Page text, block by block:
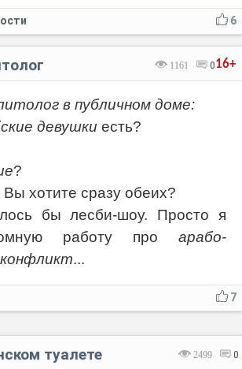
6
16+
1161 0
в публичном доме:
девушки есть?
?
хотите сразу обеих?
бы лесби-шоу. Просто я
работу про арабо-
...
7
2499 0
туалете